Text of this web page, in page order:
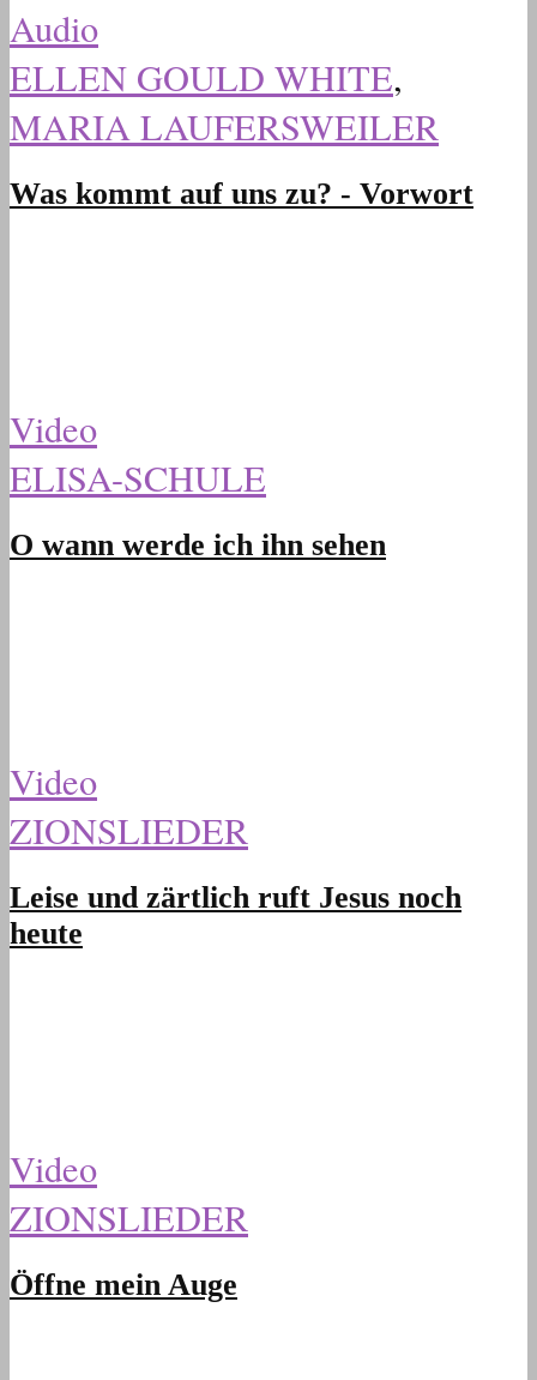
Audio
ELLEN GOULD WHITE,
MARIA LAUFERSWEILER
Was kommt auf uns zu? - Vorwort
Video
ELISA-SCHULE
O wann werde ich ihn sehen
Video
ZIONSLIEDER
Leise und zärtlich ruft Jesus noch
heute
Video
ZIONSLIEDER
Öffne mein Auge